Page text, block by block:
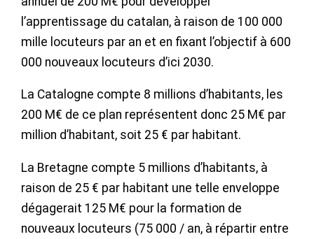
l’apprentissage du catalan, à raison de 100 000
mille locuteurs par an et en fixant l’objectif à 600
000 nouveaux locuteurs d’ici 2030.
La Catalogne compte 8 millions d’habitants, les
200 M€ de ce plan représentent donc 25 M€ par
million d’habitant, soit 25 € par habitant.
La Bretagne compte 5 millions d’habitants, à
raison de 25 € par habitant une telle enveloppe
dégagerait 125 M€ pour la formation de
nouveaux locuteurs (75 000 / an, à répartir entre